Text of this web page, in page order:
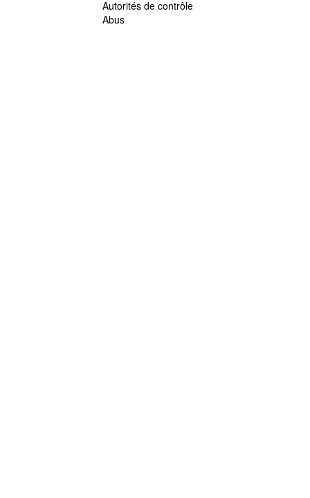
Autorités de contrôle
Abus